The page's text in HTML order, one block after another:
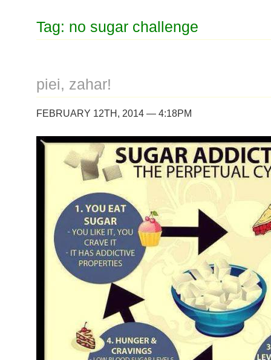
Tag: no sugar challenge
piei, zahar!
FEBRUARY 12TH, 2014 — 4:18PM